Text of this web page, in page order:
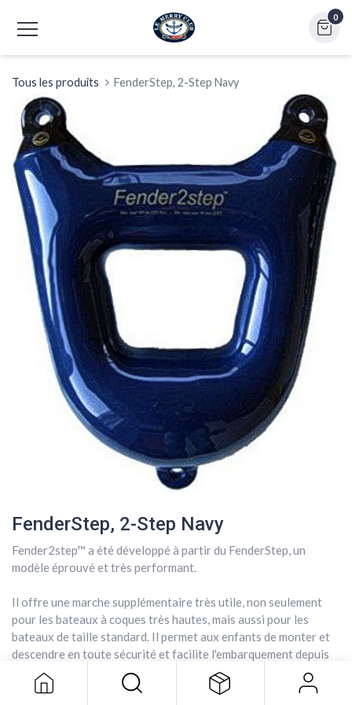
0
Tous les produits FenderStep, 2-Step Navy
FenderStep, 2-Step Navy
Fender2step™ a été développé à partir du FenderStep, un
modèle éprouvé et très performant.
Il offre une marche supplémentaire très utile, non seulement
pour les bateaux à coques très hautes, mais aussi pour les
bateaux de taille standard. Il permet aux enfants de monter et
descendre en toute sécurité et facilite l'embarquement depuis
un canot.
FenderStep, 2-Step Navy
158,78$